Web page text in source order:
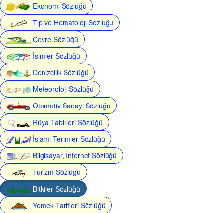
Ekonomi Sözlüğü
Tıp ve Hematoloji Sözlüğü
Çevre Sözlüğü
İsimler Sözlüğü
Denizcilik Sözlüğü
Meteoroloji Sözlüğü
Otomotiv Sanayi Sözlüğü
Rüya Tabirleri Sözlüğü
İslami Terimler Sözlüğü
Bilgisayar, İnternet Sözlüğü
Turizm Sözlüğü
Bitkiler Sözlüğü
Yemek Tarifleri Sözlüğü